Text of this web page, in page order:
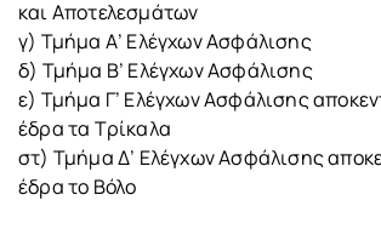
και Αποτελεσμάτων
γ) Τμήμα Α’ Ελέγχων Ασφάλισης
δ) Τμήμα Β’ Ελέγχων Ασφάλισης
ε) Τμήμα Γ’ Ελέγχων Ασφάλισης
έδρα τα Τρίκαλα
στ) Τμήμα Δ’ Ελέγχων Ασφάλισης
έδρα το Βόλο